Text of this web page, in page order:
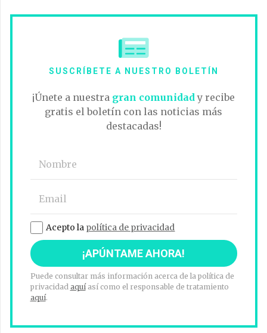
SUSCRÍBETE A NUESTRO BOLETÍN
¡Únete a nuestra gran comunidad y recibe
gratis el boletín con las noticias más
destacadas!
Acepto la política de privacidad
Puede consultar más información acerca de la política de
privacidad aquíasí como el responsable de tratamiento
aquí.